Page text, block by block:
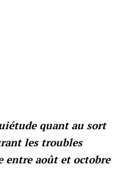
quant au sort
les troubles
entre août et octobre